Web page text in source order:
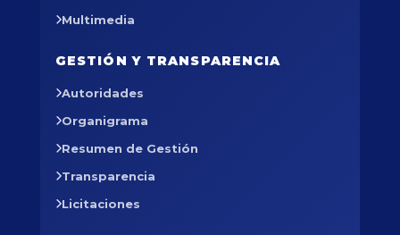
Multimedia
GESTIÓN Y TRANSPARENCIA
Autoridades
Organigrama
Resumen de Gestión
Transparencia
Licitaciones